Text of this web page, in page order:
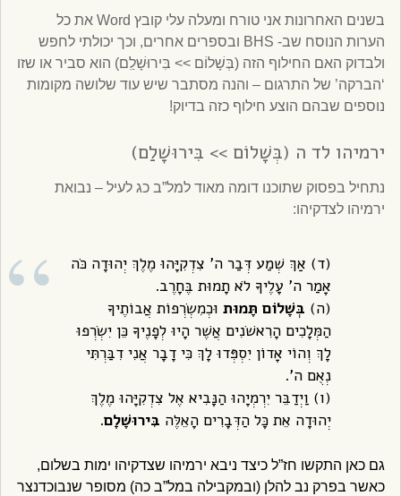
בשנים האחרונות אני טורח ומעלה עלי קובץ Word את כל
הערות הנוסח שב- BHS ובספרים אחרים, וכך יכולתי לחפש
ולבדוק האם החילוף הזה (בְּשָׁלוֹם >> בִּירוּשָׁלִַם) הוא סביר או שזו
‘הברקה’ של התרגום – והנה מסתבר שיש עוד שלושה מקומות
נוספים שבהם הוצע חילוף כזה בדיוק!
ירמיהו לד ה (בְּשָׁלוֹם >> בִּירוּשָׁלִַם)
נתחיל בפסוק שתוכנו דומה מאוד למל”ב כג לעיל – נבואת
ירמיהו לצדקיהו:
(ד) אַךְ שְׁמַע דְּבַר ה’ צִדְקִיָּהוּ מֶלֶךְ יְהוּדָה כֹּה
אָמַר ה’ עָלֶיךָ לֹא תָמוּת בֶּחָרֶב.
(ה) בְּשָׁלוֹם תָּמוּת וּכְמִשְׂרְפוֹת אֲבוֹתֶיךָ
הַמְּלָכִים הָרִאשֹׁנִים אֲשֶׁר הָיוּ לְפָנֶיךָ כֵּן יִשְׂרְפוּ
לָךְ וְהוֹי אָדוֹן יִסְפְּדוּ לָךְ כִּי דָבָר אֲנִי דִבַּרְתִּי
נְאֻם ה’.
(ו) וַיְדַבֵּר יִרְמְיָהוּ הַנָּבִיא אֶל צִדְקִיָּהוּ מֶלֶךְ
יְהוּדָה אֵת כָּל הַדְּבָרִים הָאֵלֶּה בִּירוּשָׁלָ‍ִם.
גם כאן התקשו חז”ל כיצד ניבא ירמיהו שצדקיהו ימות בשלום,
כאשר בפרק נב להלן (ובמקבילה במל”ב כה) מסופר שנבוכדנצר